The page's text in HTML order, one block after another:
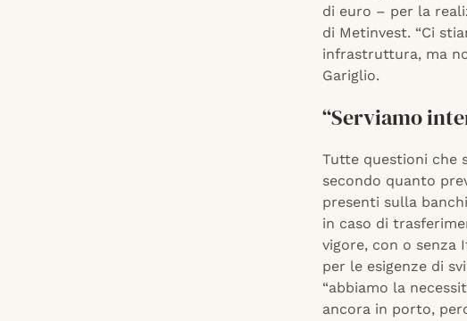
di euro – per la
di Metinvest. “Ci
infrastruttura, ma
Gariglio.
“Serviamo
Tutte questioni che
secondo quanto
presenti sulla
in caso di
vigore, con o senza
per le esigenze di
“abbiamo la
ancora in porto,